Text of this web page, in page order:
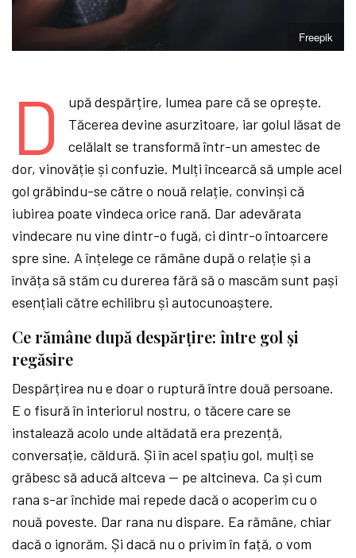
Freepik
D
upă despărțire, lumea pare că se oprește.
Tăcerea devine asurzitoare, iar golul lăsat de
celălalt se transformă într-un amestec de
dor, vinovăție și confuzie. Mulți încearcă să umple acel
gol grăbindu-se către o nouă relație, convinși că
iubirea poate vindeca orice rană. Dar adevărata
vindecare nu vine dintr-o fugă, ci dintr-o întoarcere
spre sine. A înțelege ce rămâne după o relație și a
învăța să stăm cu durerea fără să o mascăm sunt pași
esențiali către echilibru și autocunoaștere.
Ce rămâne după despărțire: între gol și
regăsire
Despărțirea nu e doar o ruptură între două persoane.
E o fisură în interiorul nostru, o tăcere care se
instalează acolo unde altădată era prezență,
conversație, căldură. Și în acel spațiu gol, mulți se
grăbesc să aducă altceva — pe altcineva. Ca și cum
rana s-ar închide mai repede dacă o acoperim cu o
nouă poveste. Dar rana nu dispare. Ea rămâne, chiar
dacă o ignorăm. Și dacă nu o privim în față, o vom